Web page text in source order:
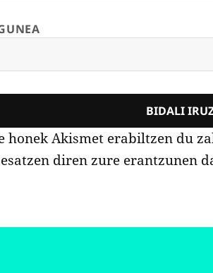
honek Akismet erabiltzen du
diren zure erantzunen